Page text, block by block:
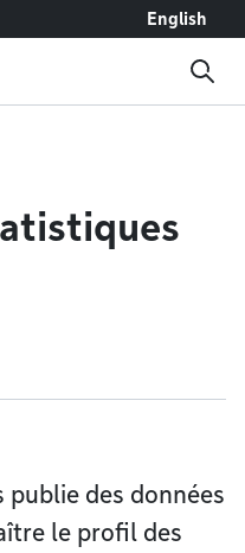
English
des données
le profil des